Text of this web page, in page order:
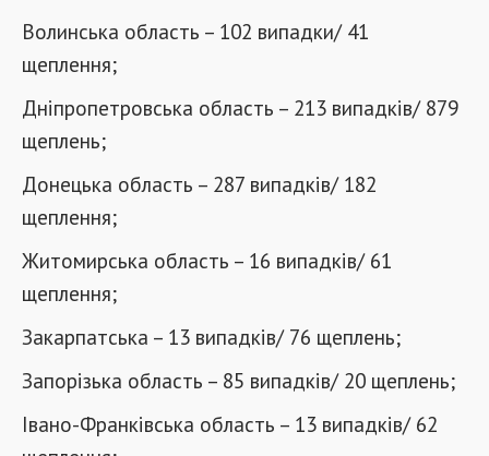
Волинська область – 102 випадки/ 41
щеплення;
Дніпропетровська область – 213 випадків/ 879
щеплень;
Донецька область – 287 випадків/ 182
щеплення;
Житомирська область – 16 випадків/ 61
щеплення;
Закарпатська – 13 випадків/ 76 щеплень;
Запорізька область – 85 випадків/ 20 щеплень;
Івано-Франківська область – 13 випадків/ 62